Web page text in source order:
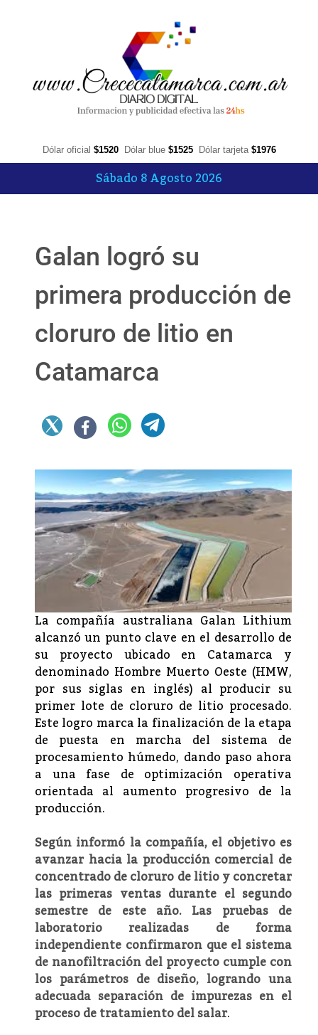
Dólar oficial $1520 Dólar blue $1525 Dólar tarjeta $1976
Sábado 8 Agosto 2026
Galan logró su
primera producción de
cloruro de litio en
Catamarca
La compañía australiana Galan Lithium
alcanzó un punto clave en el desarrollo de
su proyecto ubicado en Catamarca y
denominado Hombre Muerto Oeste (HMW,
por sus siglas en inglés) al producir su
primer lote de cloruro de litio procesado.
Este logro marca la finalización de la etapa
de puesta en marcha del sistema de
procesamiento húmedo, dando paso ahora
a una fase de optimización operativa
orientada al aumento progresivo de la
producción.
Según informó la compañía, el objetivo es
avanzar hacia la producción comercial de
concentrado de cloruro de litio y concretar
las primeras ventas durante el segundo
semestre de este año. Las pruebas de
laboratorio realizadas de forma
independiente confirmaron que el sistema
de nanofiltración del proyecto cumple con
los parámetros de diseño, logrando una
adecuada separación de impurezas en el
proceso de tratamiento del salar.